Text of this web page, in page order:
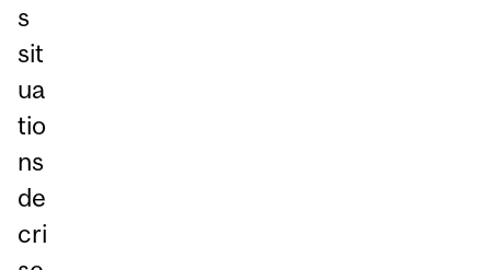
s
sit
ua
tio
ns
de
cri